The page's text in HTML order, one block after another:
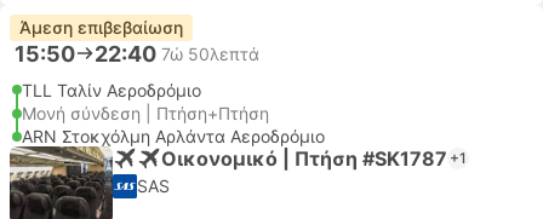
Άμεση επιβεβαίωση
15:50 22:40 7ώ 50λεπτά
TLL Ταλίν Αεροδρόμιο
Μονή σύνδεση | Πτήση+Πτήση
ARN Στοκχόλμη Αρλάντα Αεροδρόμιο
Οικονομικό | Πτήση #SK1787 +1
SAS